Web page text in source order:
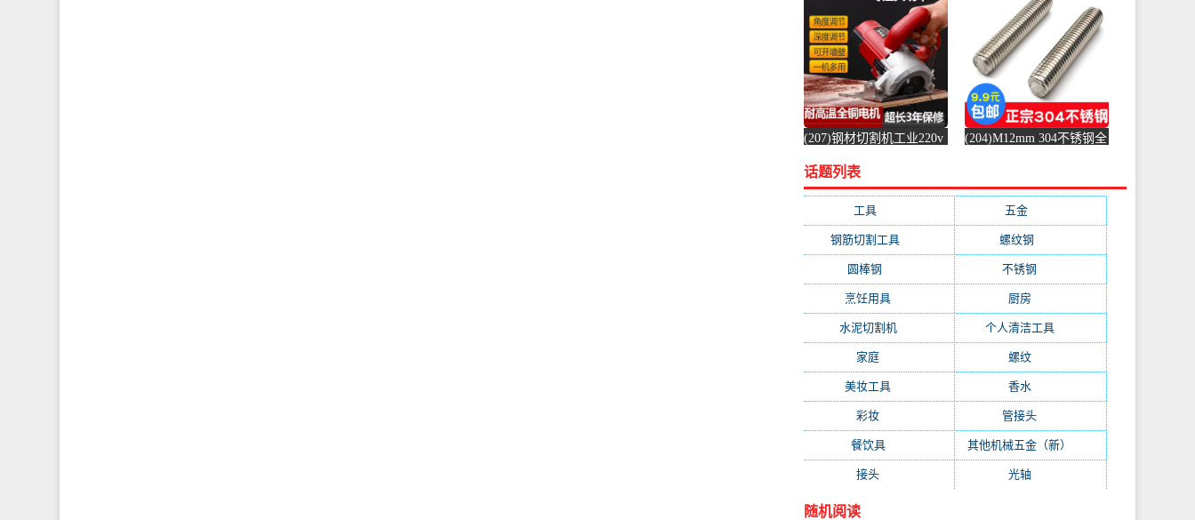
(齐开雅致专卖店仅售13.8
元)
(simtone旗舰店仅售123.75
(207)钢材切割机工业220v
切机固-水泥切割机
(simtone旗舰店仅售123.75
(204)M12mm 304不锈钢全
仅售1.5元)
话题列表
工具(247) 五金
钢筋切割工具(177) 螺纹钢
圆棒钢 不锈钢
烹饪用具 厨房
水泥切割机(45) 个人清洁工具(43)
家庭 螺纹(41)
美妆工具 香水(32)
彩妆 管接头
餐饮具(25) 其他机械五金（新）
接头 光轴
随机阅读